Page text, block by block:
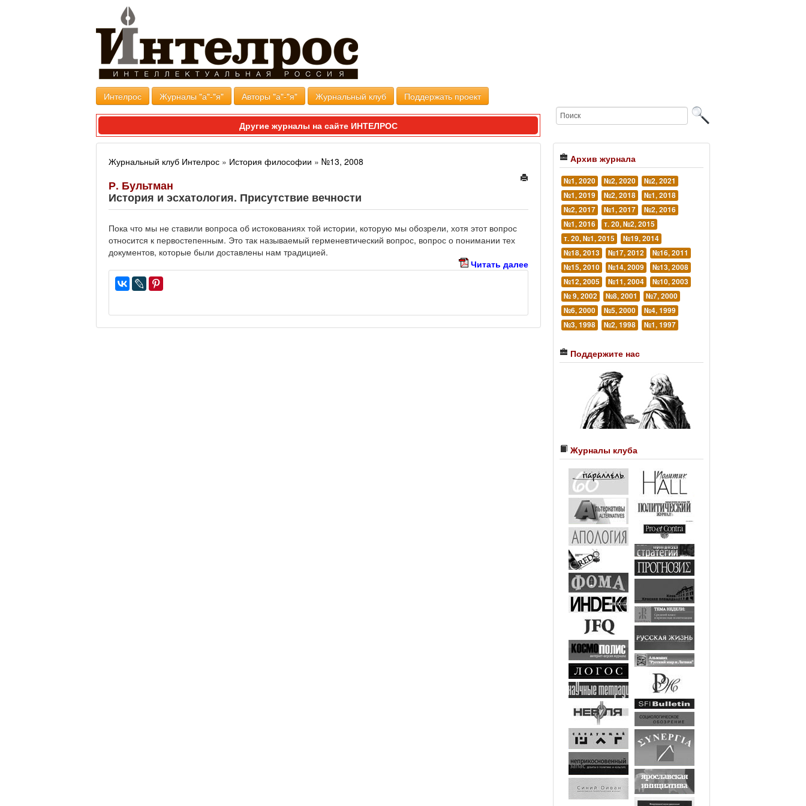
Интелрос Журналы "а"-"я" Авторы "а"-"я" Журнальный клуб Поддержать проект
Другие журналы на сайте ИНТЕЛРОС
Журнальный клуб Интелрос » История философии » №13, 2008
Р. Бультман
История и эсхатология. Присутствие вечности
Пока что мы не ставили вопроса об истокованиях той истории, которую мы обозрели, хотя этот вопрос
относится к первостепенным. Это так называемый герменевтический вопрос, вопрос о понимании тех
документов, которые были доставлены нам традицией.
Читать далее
Архив журнала
№1, 2020 №2, 2020
№2, 2021
№1, 2019
№2, 2018
№1, 2018
№2, 2017
№1, 2017
№2, 2016
№1, 2016
т. 20, №2, 2015
т. 20, №1, 2015
№19, 2014
№18, 2013
№17, 2012
№16, 2011
№15, 2010
№14, 2009
№13, 2008
№12, 2005
№11, 2004
№10, 2003
№ 9, 2002
№8, 2001
№7, 2000
№6, 2000
№5, 2000
№4, 1999
№3, 1998
№2, 1998 №1, 1997
Поддержите нас
Журналы клуба